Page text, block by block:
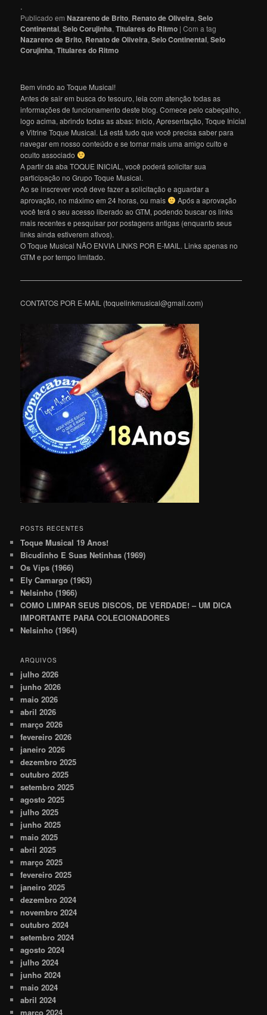
.
Publicado em Nazareno de Brito, Renato de Oliveira,Selo
Continental,Selo Corujinha,Titulares do Ritmo |Com a tag
Nazareno de Brito, Renato de Oliveira,Selo Continental,Selo
Corujinha,Titulares do Ritmo
Bem vindo ao Toque Musical!
Antes de sair em busca do tesouro, leia com atenção todas as
informações de funcionamento deste blog. Comece pelo cabeçalho,
logo acima, abrindo todas as abas: Início, Apresentação, Toque Inicial
e Vitrine Toque Musical. Lá está tudo que você precisa saber para
navegar em nosso conteúdo e se tornar mais uma amigo culto e
oculto associado
A partir da aba TOQUE INICIAL, você poderá solicitar sua
participação no Grupo Toque Musical.
Ao se inscrever você deve fazer a solicitação e aguardar a
aprovação, no máximo em 24 horas, ou mais
Após a aprovação
você terá o seu acesso liberado ao GTM, podendo buscar os links
mais recentes e pesquisar por postagens antigas (enquanto seus
links ainda estiverem ativos).
O Toque Musical NÃO ENVIA LINKS POR E-MAIL. Links apenas no
GTM e por tempo limitado.
———————————————————————————————
CONTATOS POR E-MAIL (toquelinkmusical@gmail.com)
POSTS RECENTES
Toque Musical 19 Anos!
Bicudinho E Suas Netinhas (1969)
Os Vips (1966)
Ely Camargo (1963)
Nelsinho (1966)
COMO LIMPAR SEUS DISCOS, DE VERDADE! – UM DICA
IMPORTANTE PARA COLECIONADORES
Nelsinho (1964)
ARQUIVOS
julho 2026
junho 2026
maio 2026
abril 2026
março 2026
fevereiro 2026
janeiro 2026
dezembro 2025
outubro 2025
setembro 2025
agosto 2025
julho 2025
junho 2025
maio 2025
abril 2025
março 2025
fevereiro 2025
janeiro 2025
dezembro 2024
novembro 2024
outubro 2024
setembro 2024
agosto 2024
julho 2024
junho 2024
maio 2024
abril 2024
março 2024